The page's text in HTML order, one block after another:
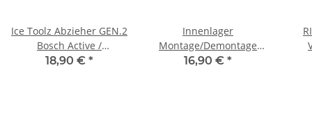
Ice Toolz Abzieher GEN.2
Bosch Active /
Performance schwarz
18,90 € *
Innenlager
Montage/Demontage
Einpress Werkzeug BB30
16,90 € *